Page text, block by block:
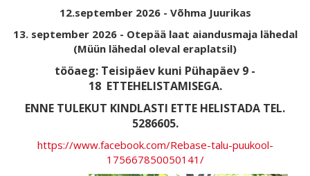
12.september 2026 - Võhma Juurikas
13. september 2026 - Otepää laat aiandusmaja lähedal
(Müün lähedal oleval eraplatsil)
tööaeg: Teisipäev kuni Pühapäev 9 -
18 ETTEHELISTAMISEGA.
ENNE TULEKUT KINDLASTI ETTE HELISTADA TEL.
5286605.
https://www.facebook.com/Rebase-talu-puukool-
175667850050141/